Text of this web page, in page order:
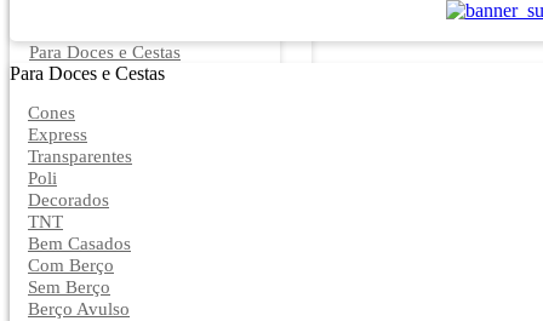
Para Doces e Cestas
Para Doces e Cestas
Cones
Express
Transparentes
Poli
Decorados
TNT
Bem Casados
Com Berço
Sem Berço
Berço Avulso